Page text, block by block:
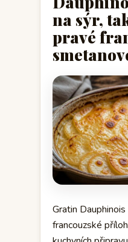
na sýr,
pravé
Gratin
francouzské